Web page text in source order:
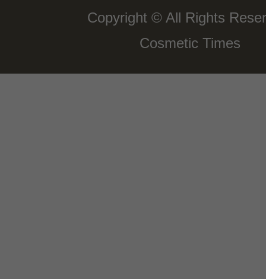
Copyright © All Rights
Cosmetic Times